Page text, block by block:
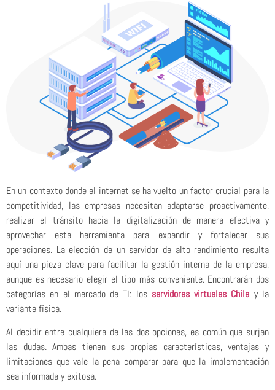
En un contexto donde el internet se ha vuelto un factor crucial para la
competitividad, las empresas necesitan adaptarse proactivamente,
realizar el tránsito hacia la digitalización de manera efectiva y
aprovechar esta herramienta para expandir y fortalecer sus
operaciones. La elección de un servidor de alto rendimiento resulta
aquí una pieza clave para facilitar la gestión interna de la empresa,
aunque es necesario elegir el tipo más conveniente. Encontrarán dos
categorías en el mercado de TI: los servidores virtuales Chile y la
variante física.
Al decidir entre cualquiera de las dos opciones, es común que surjan
las dudas. Ambas tienen sus propias características, ventajas y
limitaciones que vale la pena comparar para que la implementación
sea informada y exitosa.